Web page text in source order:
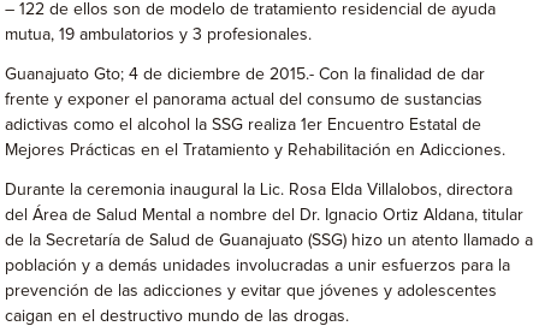
– 122 de ellos son de modelo de tratamiento residencial de ayuda
mutua, 19 ambulatorios y 3 profesionales.
Guanajuato Gto; 4 de diciembre de 2015.- Con la finalidad de dar
frente y exponer el panorama actual del consumo de sustancias
adictivas como el alcohol la SSG realiza 1er Encuentro Estatal de
Mejores Prácticas en el Tratamiento y Rehabilitación en Adicciones.
Durante la ceremonia inaugural la Lic. Rosa Elda Villalobos, directora
del Área de Salud Mental a nombre del Dr. Ignacio Ortiz Aldana, titular
de la Secretaría de Salud de Guanajuato (SSG) hizo un atento llamado a
población y a demás unidades involucradas a unir esfuerzos para la
prevención de las adicciones y evitar que jóvenes y adolescentes
caigan en el destructivo mundo de las drogas.